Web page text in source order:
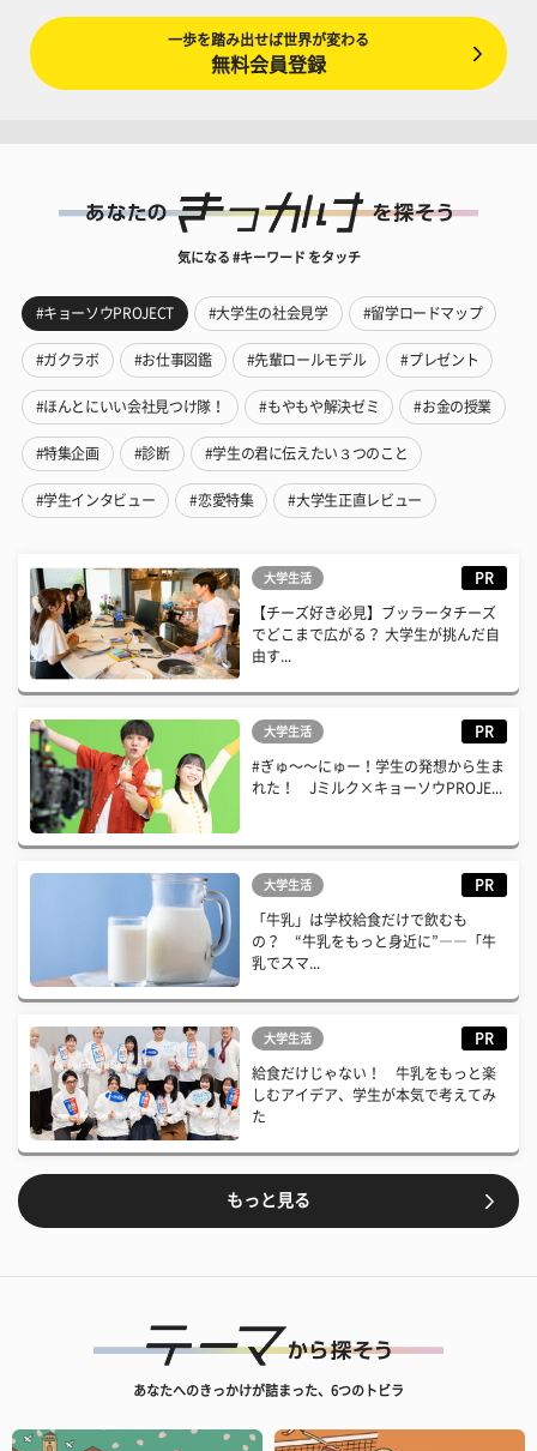
一歩を踏み出せば世界が変わる
無料会員登録
気になる #キーワード をタッチ
#キョーソウPROJECT #大学生の社会見学 #留学ロードマップ
#ガクラボ #お仕事図鑑 #先輩ロールモデル #プレゼント
#ほんとにいい会社見つけ隊！ #もやもや解決ゼミ #お金の授業
#特集企画 #診断 #学生の君に伝えたい３つのこと
#学生インタビュー #恋愛特集 #大学生正直レビュー
大学生活 PR
【チーズ好き必見】ブッラータチーズ
でどこまで広がる？ 大学生が挑んだ自
由す...
大学生活 PR
#ぎゅ〜〜にゅー！学生の発想から生ま
れた！ Jミルク×キョーソウPROJE...
大学生活 PR
「牛乳」は学校給食だけで飲むも
の？ “牛乳をもっと身近に”――「牛
乳でスマ...
大学生活 PR
給食だけじゃない！ 牛乳をもっと楽
しむアイデア、学生が本気で考えてみ
た
もっと見る
あなたへのきっかけが詰まった、6つのトビラ